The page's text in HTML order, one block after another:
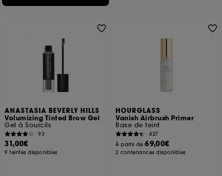
ANASTASIA BEVERLY HILLS
Volumizing Tinted Brow Gel
Gel à Sourcils
93
31,00€
9 teintes disponibles
HOURGLASS
Vanish Airbrush Primer
Base de teint
427
À partir de69,00€
2 contenances disponibles